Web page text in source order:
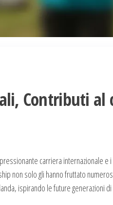
Contributi al
carriera internazionale e
non solo gli hanno fruttato
ispirando le future generazioni